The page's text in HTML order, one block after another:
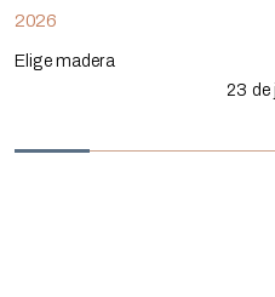
2026
Elige madera
23 de